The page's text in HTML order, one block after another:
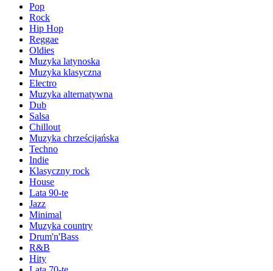
Pop
Rock
Hip Hop
Reggae
Oldies
Muzyka latynoska
Muzyka klasyczna
Electro
Muzyka alternatywna
Dub
Salsa
Chillout
Muzyka chrześcijańska
Techno
Indie
Klasyczny rock
House
Lata 90-te
Jazz
Minimal
Muzyka country
Drum'n'Bass
R&B
Hity